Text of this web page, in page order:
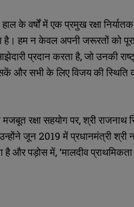
SUBMIT
SUBMIT
के वर्षों में एक प्रमुख रक्षा
है। हम न केवल अपनी जरूरतों को
प्रदान करता है,जो उनकी
और सभी के लिए विजय की स्थिति
रक्षा सहयोग पर,श्री राजनाथ
जून 2019 में प्रधानमंत्री श्री
है और पड़ोस में, ‘मालदीव प्राथमिकता